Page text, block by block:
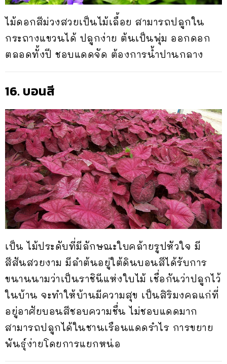
ไม้ดอกสีม่วงสวยเป็นไม้เลื้อย สามารถปลูกใน
กระถางแขวนได้ ปลูกง่าย ต้นเป็นพุ่ม ออกดอก
ตลอดทั้งปี ชอบแดดจัด ต้องการน้ำปานกลาง
16. บอนสี
เป็น ไม้ประดับที่มีลักษณะใบคล้ายรูปหัวใจ มี
สีสันสวยงาม มีลำต้นอยู่ใต้ดินบอนสีได้รับการ
ขนานนามว่าเป็นราชินีแห่งใบไม้ เชื่อกันว่าปลูกไว้
ในบ้าน จะทำให้บ้านมีความสุข เป็นสิริมงคลแก่ที่
อยู่อาศัยบอนสีชอบความชื่น ไม่ชอบแดดมาก
สามารถปลูกได้ในชานเรือนแดดรำไร การขยาย
พันธุ์ง่ายโดยการแยกหน่อ